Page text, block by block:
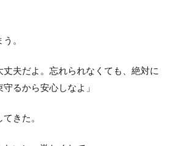
。
丈夫だよ。忘れられなくても、絶対に
るから安心しなよ」
きた。